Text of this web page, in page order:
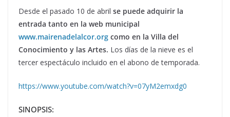
Desde el pasado 10 de abril se puede adquirir la
entrada tanto en la web municipal
www.mairenadelalcor.org como en la Villa del
Conocimiento y las Artes. Los días de la nieve es el
tercer espectáculo incluido en el abono de temporada.
https://www.youtube.com/watch?v=07yM2emxdg0
SINOPSIS: